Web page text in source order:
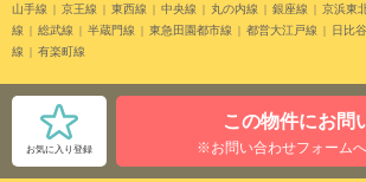
お気に入り登録
この物件にお問
※お問い合わせフォーム
山手線 京王線 東西線 中央線 丸の内線 銀座線 京浜東
線
総武線 半蔵門線 東急田園都市線 都営大江戸線 日比
線
有楽町線
© SHARE PARK